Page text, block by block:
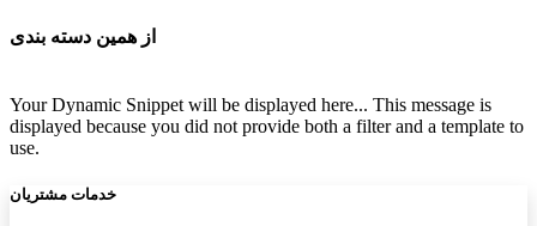
از همین دسته بندی
Your Dynamic Snippet will be displayed here... This message is
displayed because you did not provide both a filter and a template to
use.
خدمات مشتریان